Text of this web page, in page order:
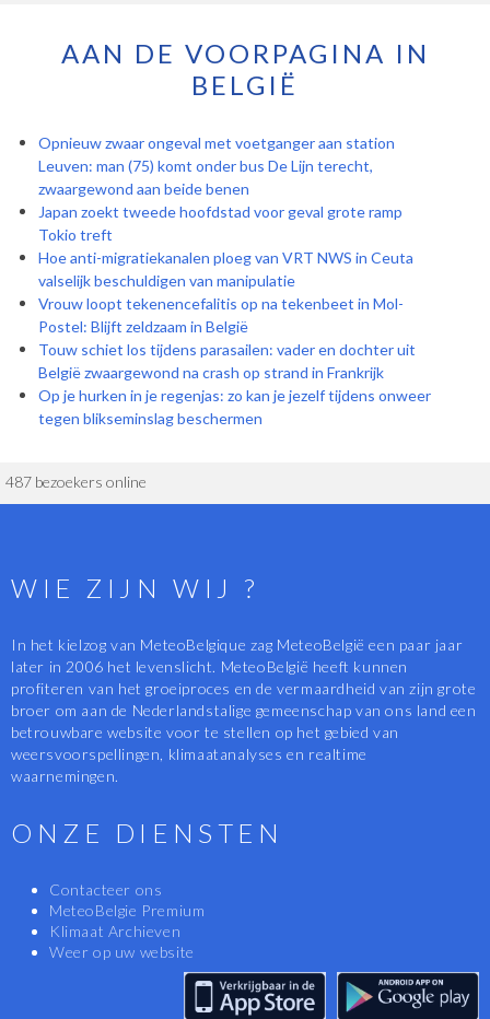
AAN DE VOORPAGINA IN
BELGIË
Opnieuw zwaar ongeval met voetganger aan station
Leuven: man (75) komt onder bus De Lijn terecht,
zwaargewond aan beide benen
Japan zoekt tweede hoofdstad voor geval grote ramp
Tokio treft
Hoe anti-migratiekanalen ploeg van VRT NWS in Ceuta
valselijk beschuldigen van manipulatie
Vrouw loopt tekenencefalitis op na tekenbeet in Mol-
Postel: Blijft zeldzaam in België
Touw schiet los tijdens parasailen: vader en dochter uit
België zwaargewond na crash op strand in Frankrijk
Op je hurken in je regenjas: zo kan je jezelf tijdens onweer
tegen blikseminslag beschermen
487 bezoekers online
WIE ZIJN WIJ ?
In het kielzog van MeteoBelgique zag MeteoBelgië een paar jaar
later in 2006 het levenslicht. MeteoBelgië heeft kunnen
profiteren van het groeiproces en de vermaardheid van zijn grote
broer om aan de Nederlandstalige gemeenschap van ons land een
betrouwbare website voor te stellen op het gebied van
weersvoorspellingen, klimaatanalyses en realtime
waarnemingen.
ONZE DIENSTEN
Contacteer ons
MeteoBelgie Premium
Klimaat Archieven
Weer op uw website